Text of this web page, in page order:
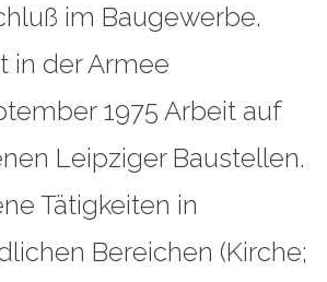
im Baugewerbe.
in der Armee
1975 Arbeit auf
Leipziger Baustellen.
Tätigkeiten in
Bereichen (Kirche;